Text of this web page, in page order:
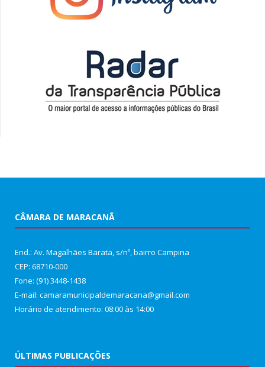
CÂMARA DE MARACANÃ
End.: Av. Magalhães Barata, s/nº, bairro Campina
CEP: 68710-000
Fone: (91) 3448-1438
E-mail: camaramunicipaldemaracana@gmail.com
Horário de atendimento: 08:00 às 14:00
ÚLTIMAS PUBLICAÇÕES